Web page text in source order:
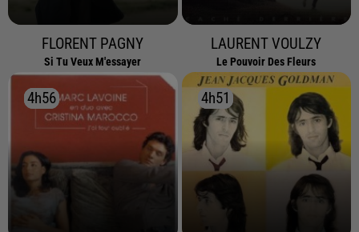
FLORENT PAGNY
Si Tu Veux M'essayer
LAURENT VOULZY
Le Pouvoir Des Fleurs
4h56
4h56 4h51
4h51